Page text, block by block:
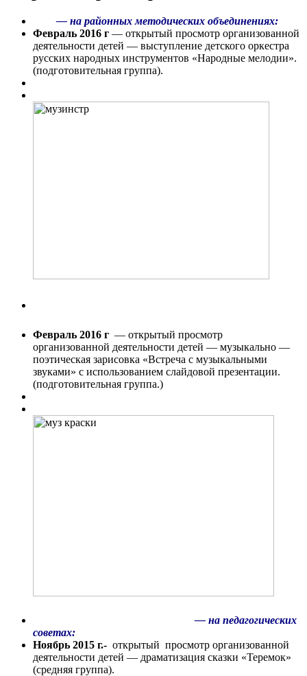
— на районных методических объединениях:
Февраль 2016 г — открытый просмотр организованной
деятельности детей — выступление детского оркестра
русских народных инструментов «Народные мелодии».
(подготовительная группа).
Февраль 2016 г — открытый просмотр
организованной деятельности детей — музыкально —
поэтическая зарисовка «Встреча с музыкальными
звуками» с использованием слайдовой презентации.
(подготовительная группа.)
— на педагогических
советах:
Ноябрь 2015 г.- открытый просмотр организованной
деятельности детей — драматизация сказки «Теремок»
(средняя группа).